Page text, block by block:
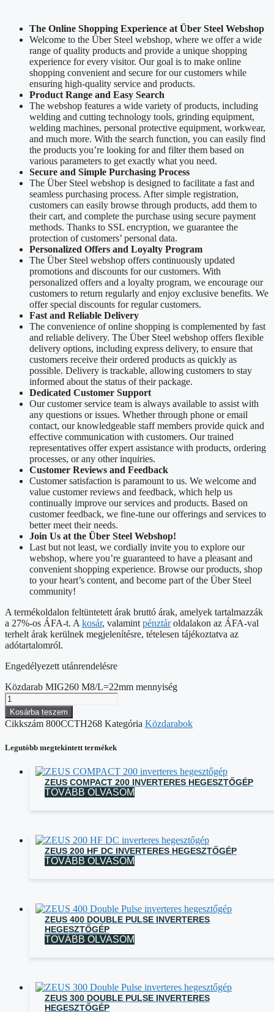
The Online Shopping Experience at Über Steel Webshop
Welcome to the Über Steel webshop, where we offer a wide
range of quality products and provide a unique shopping
experience for every visitor. Our goal is to make online
shopping convenient and secure for our customers while
ensuring high-quality service and products.
Product Range and Easy Search
The webshop features a wide variety of products, including
welding and cutting technology tools, grinding equipment,
welding machines, personal protective equipment, workwear,
and much more. With the search function, you can easily find
the products you’re looking for and filter them based on
various parameters to get exactly what you need.
Secure and Simple Purchasing Process
The Über Steel webshop is designed to facilitate a fast and
seamless purchasing process. After simple registration,
customers can easily browse through products, add them to
their cart, and complete the purchase using secure payment
methods. Thanks to SSL encryption, we guarantee the
protection of customers’ personal data.
Personalized Offers and Loyalty Program
The Über Steel webshop offers continuously updated
promotions and discounts for our customers. With
personalized offers and a loyalty program, we encourage our
customers to return regularly and enjoy exclusive benefits. We
offer special discounts for regular customers.
Fast and Reliable Delivery
The convenience of online shopping is complemented by fast
and reliable delivery. The Über Steel webshop offers flexible
delivery options, including express delivery, to ensure that
customers receive their ordered products as quickly as
possible. Delivery is trackable, allowing customers to stay
informed about the status of their package.
Dedicated Customer Support
Our customer service team is always available to assist with
any questions or issues. Whether through phone or email
contact, our knowledgeable staff members provide quick and
effective communication with customers. Our trained
representatives offer expert assistance with products, ordering
processes, or any other inquiries.
Customer Reviews and Feedback
Customer satisfaction is paramount to us. We welcome and
value customer reviews and feedback, which help us
continually improve our services and products. Based on
customer feedback, we fine-tune our offerings and services to
better meet their needs.
Join Us at the Über Steel Webshop!
Last but not least, we cordially invite you to explore our
webshop, where you’re guaranteed to have a pleasant and
convenient shopping experience. Browse our products, shop
to your heart’s content, and become part of the Über Steel
community!
A termékoldalon feltüntetett árak bruttó árak, amelyek tartalmazzák
a 27%-os ÁFA-t. A kosár, valamint pénztároldalakon az ÁFA-val
terhelt árak kerülnek megjelenítésre, tételesen tájékoztatva az
adótartalomról.
Engedélyezett utánrendelésre
Közdarab MIG260 M8/L=22mm mennyiség
Kosárba teszem
Cikkszám 800CCTH268 Kategória Közdarabok
Legutóbb megtekintett termékek
ZEUS COMPACT 200 INVERTERES HEGESZTŐGÉP
TOVÁBB OLVASOM
ZEUS 200 HF DC INVERTERES HEGESZTŐGÉP
TOVÁBB OLVASOM
ZEUS 400 DOUBLE PULSE INVERTERES
HEGESZTŐGÉP
TOVÁBB OLVASOM
ZEUS 300 DOUBLE PULSE INVERTERES
HEGESZTŐGÉP